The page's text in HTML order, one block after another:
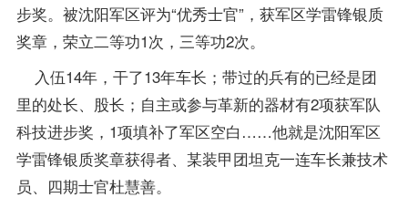
步奖。被沈阳军区评为“优秀士官”，获军区学雷锋银质
奖章，荣立二等功1次，三等功2次。
入伍14年，干了13年车长；带过的兵有的已经是团
里的处长、股长；自主或参与革新的器材有2项获军队
科技进步奖，1项填补了军区空白……他就是沈阳军区
学雷锋银质奖章获得者、某装甲团坦克一连车长兼技术
员、四期士官杜慧善。